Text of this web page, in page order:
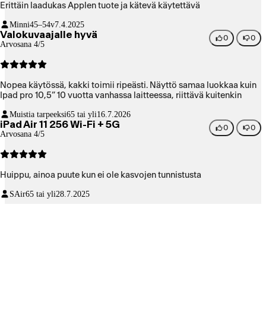
Erittäin laadukas Applen tuote ja kätevä käytettävä
Minni45–54v7.4.2025
Valokuvaajalle hyvä
Arvosana 4/5
0 0
Nopea käytössä, kakki toimii ripeästi. Näyttö samaa luokkaa kuin
Ipad pro 10,5” 10 vuotta vanhassa laitteessa, riittävä kuitenkin
Muistia tarpeeksi65 tai yli16.7.2026
iPad Air 11 256 Wi-Fi + 5G
Arvosana 4/5
0 0
Huippu, ainoa puute kun ei ole kasvojen tunnistusta
SAir65 tai yli28.7.2025